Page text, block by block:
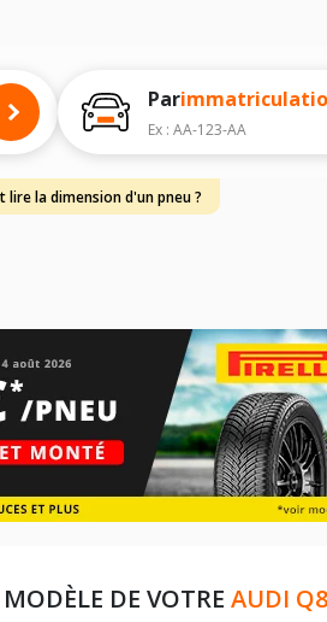
Par
Ex : AA-123-AA
lire la dimension d'un pneu ?
DE VOTRE AUDI Q8